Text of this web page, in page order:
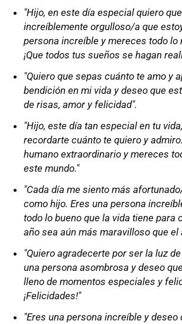
"Hijo, en este día especial quiero
increíblemente orgulloso/a que
persona increíble y mereces todo lo
¡Que todos tus sueños se hagan
"Quiero que sepas cuánto te amo y
bendición en mi vida y deseo que
de risas, amor y felicidad".
"Hijo, este día tan especial en tu
recordarte cuánto te quiero y
humano extraordinario y mereces
este mundo."
"Cada día me siento más
como hijo. Eres una persona
todo lo bueno que la vida tiene para
año sea aún más maravilloso que el
"Quiero agradecerte por ser la luz
una persona asombrosa y deseo
lleno de momentos especiales y
¡Felicidades!"
"Eres una persona increíble y deseo